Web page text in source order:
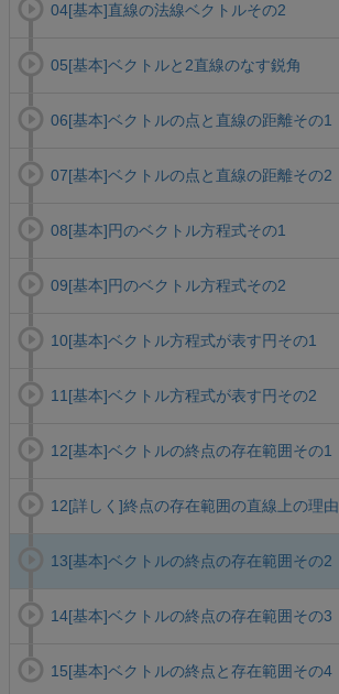
04[基本]直線の法線ベクトルその2
05[基本]ベクトルと2直線のなす鋭角
06[基本]ベクトルの点と直線の距離その1
07[基本]ベクトルの点と直線の距離その2
08[基本]円のベクトル方程式その1
09[基本]円のベクトル方程式その2
10[基本]ベクトル方程式が表す円その1
11[基本]ベクトル方程式が表す円その2
12[基本]ベクトルの終点の存在範囲その1
12[詳しく]終点の存在範囲の直線上の理由
13[基本]ベクトルの終点の存在範囲その2
14[基本]ベクトルの終点の存在範囲その3
15[基本]ベクトルの終点と存在範囲その4